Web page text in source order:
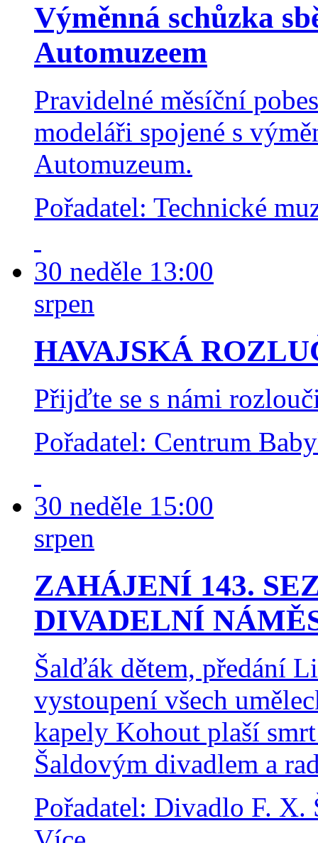
Výměnná schůzka
Automuzeem
Pravidelné měsíční
modeláři spojené s
Automuzeum.
Pořadatel: Technické
30 neděle 13:00
srpen
HAVAJSKÁ
Přijďte se s námi
Pořadatel: Centrum
30 neděle 15:00
srpen
ZAHÁJENÍ 143.
DIVADELNÍ
Šalďák dětem, předání
vystoupení všech
kapely Kohout plaší
Šaldovým divadlem a
Pořadatel: Divadlo F.